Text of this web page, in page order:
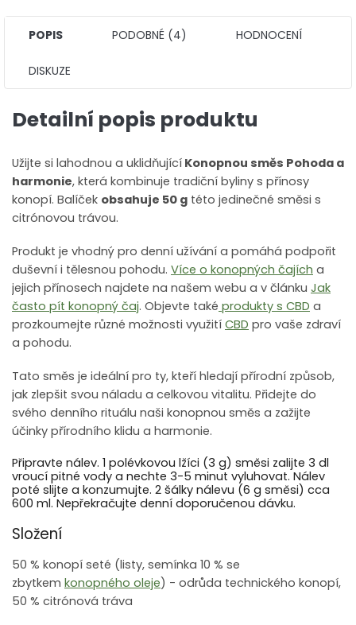
POPIS PODOBNÉ (4) HODNOCENÍ
DISKUZE
Detailní popis produktu
Užijte si lahodnou a uklidňující Konopnou směs Pohoda a
harmonie, která kombinuje tradiční byliny s přínosy
konopí. Balíček obsahuje 50 g této jedinečné směsi s
citrónovou trávou.
Produkt je vhodný pro denní užívání a pomáhá podpořit
duševní i tělesnou pohodu. Více o konopných čajích a
jejich přínosech najdete na našem webu a v článku Jak
často pít konopný čaj. Objevte také produkty s CBD a
prozkoumejte různé možnosti využití CBD pro vaše zdraví
a pohodu.
Tato směs je ideální pro ty, kteří hledají přírodní způsob,
jak zlepšit svou náladu a celkovou vitalitu. Přidejte do
svého denního rituálu naši konopnou směs a zažijte
účinky přírodního klidu a harmonie.
Připravte nálev. 1 polévkovou lžíci (3 g) směsi zalijte 3 dl
vroucí pitné vody a nechte 3-5 minut vyluhovat. Nálev
poté slijte a konzumujte. 2 šálky nálevu (6 g směsi) cca
600 ml. Nepřekračujte denní doporučenou dávku.
Složení
50 % konopí seté (listy, semínka 10 % se
zbytkem konopného oleje) - odrůda technického konopí,
50 % citrónová tráva